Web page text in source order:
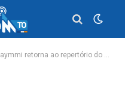
repertório do avô em disco e show, onze anos após ‘Dorivália’, com nome feito e respeitado